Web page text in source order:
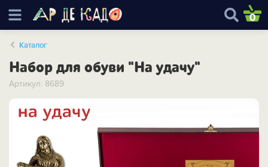
0
Каталог
Набор для обуви "На удачу"
Артикул: 8689